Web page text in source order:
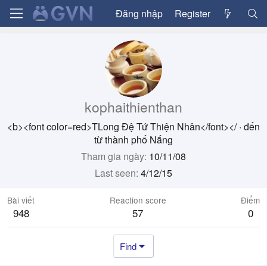
Đăng nhập Register
kophaithienthan
<b><font color=red>TLong Đệ Tứ Thiện Nhân</font></ · đến
từthành phố Nắng
Tham gia ngày 10/11/08
Last seen 4/12/15
Bài viết
948
Reaction score
57
Điểm
0
Find